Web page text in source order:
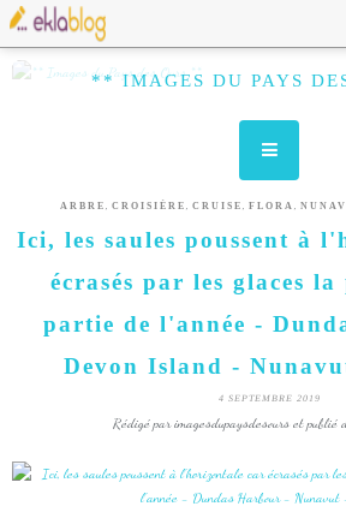
** IMAGES DU PAYS
ARBRE , CROISIÈRE , CRUISE , FLORA ,
Ici, les saules poussent à
écrasés par les glaces
partie de l'année -
Devon Island -
4 SEPTEMBRE 2019
Rédigé par imagesdupaysdesours et publié